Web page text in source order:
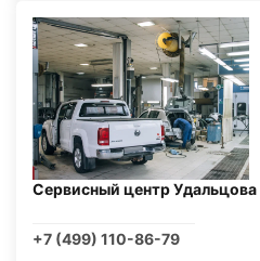
Сервисный центр Удальцова
+7 (499) 110-86-79